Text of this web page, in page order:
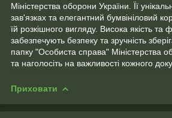
Міністерства оборони України. Її
зав'язках та елегантний бумвініловий
їй розкішного вигляду. Висока якість та
забезпечують безпеку та зручність
папку "Особиста справа" Міністерства
та наголосіть на важливості кожного
Приховати